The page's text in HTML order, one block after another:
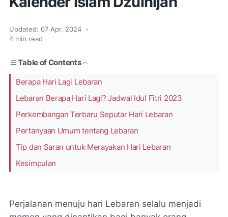
Updated: 07 Apr, 2024 •
4 min read
Table of Contents
Berapa Hari Lagi Lebaran
Lebaran Berapa Hari Lagi? Jadwal Idul Fitri 2023
Perkembangan Terbaru Seputar Hari Lebaran
Pertanyaan Umum tentang Lebaran
Tip dan Saran untuk Merayakan Hari Lebaran
Kesimpulan
Perjalanan menuju hari Lebaran selalu menjadi